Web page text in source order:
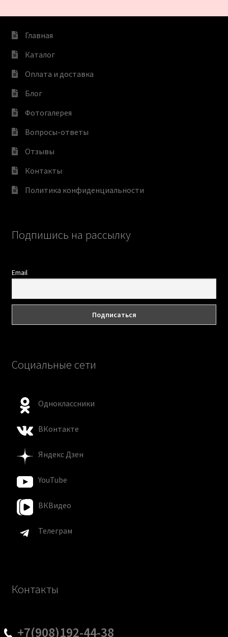
Главная
Каталог
Оплата и доставка
Блог
Фотогалерея
Вопросы-ответы
Отзывы
Контакты
Политика конфиденциальности
Подпишись на рассылку
Email
Социальные сети
Одноклассники
ВКонтакте
Яндекс Дзен
YouTube
ВКВидео
Телеграм
Контакты
+7(908)192-44-38